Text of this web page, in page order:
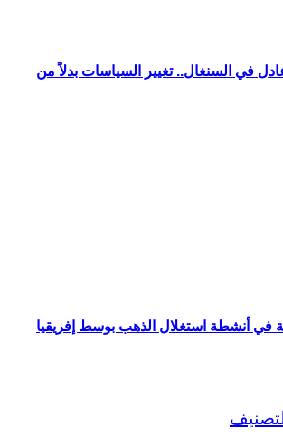
في السنغال.. تغيير السياسات بدلاً من
في أنشطة استغلال الذهب بوسط إفريقيا